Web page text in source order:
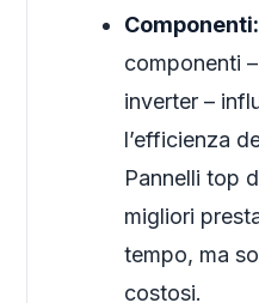
Componenti:
componenti
inverter –
l’efficienza
Pannelli top
migliori
tempo, ma
costosi.